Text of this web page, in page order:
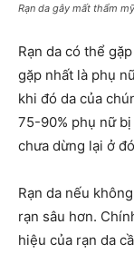
Rạn da gây mất thẩm mỹ
Rạn da có thể
gặp nhất là phụ
khi đó da của
75-90% phụ nữ
chưa dừng lại ở
Rạn da nếu
rạn sâu hơn.
hiệu của rạn da